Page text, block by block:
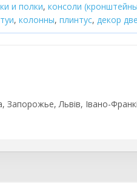
и полки, консоли
, колонны, плинтус, декор
Львів, Івано-